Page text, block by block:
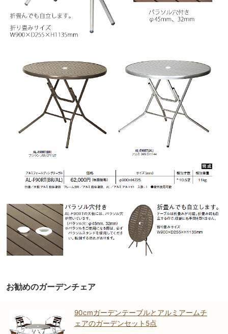
お勧めのガーデンチェア
90cmガーデンテーブルとアルミアームチ
ェアのガーデンセット5点